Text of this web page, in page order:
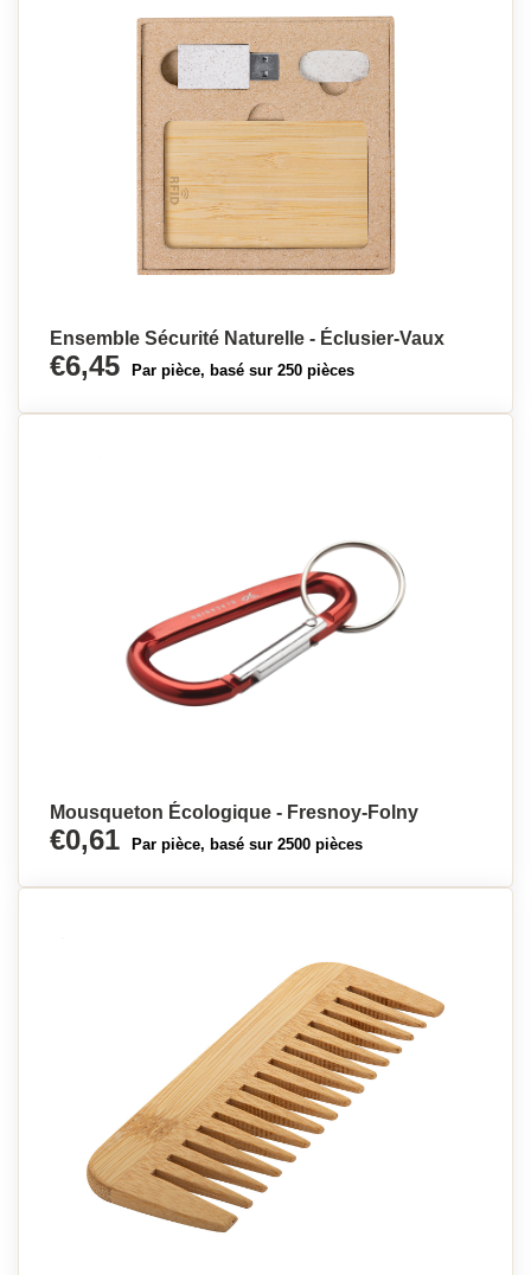
Ensemble Sécurité Naturelle - Éclusier-Vaux
€6,45 Par pièce, basé sur 250 pièces
Mousqueton Écologique - Fresnoy-Folny
€0,61 Par pièce, basé sur 2500 pièces